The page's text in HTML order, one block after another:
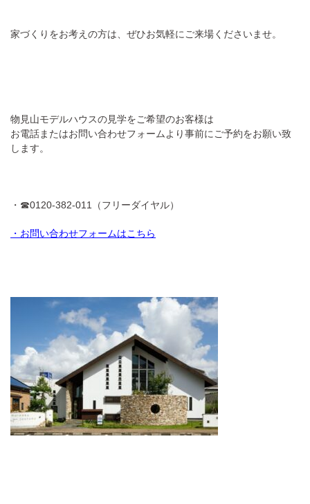
家づくりをお考えの方は、ぜひお気軽にご来場くださいませ。
物見山モデルハウスの見学をご希望のお客様は
お電話またはお問い合わせフォームより事前にご予約をお願い致
します。
・☎0120-382-011（フリーダイヤル）
・ お問い合わせフォームはこちら